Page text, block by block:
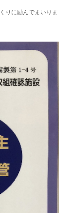
りに励んでまいりま